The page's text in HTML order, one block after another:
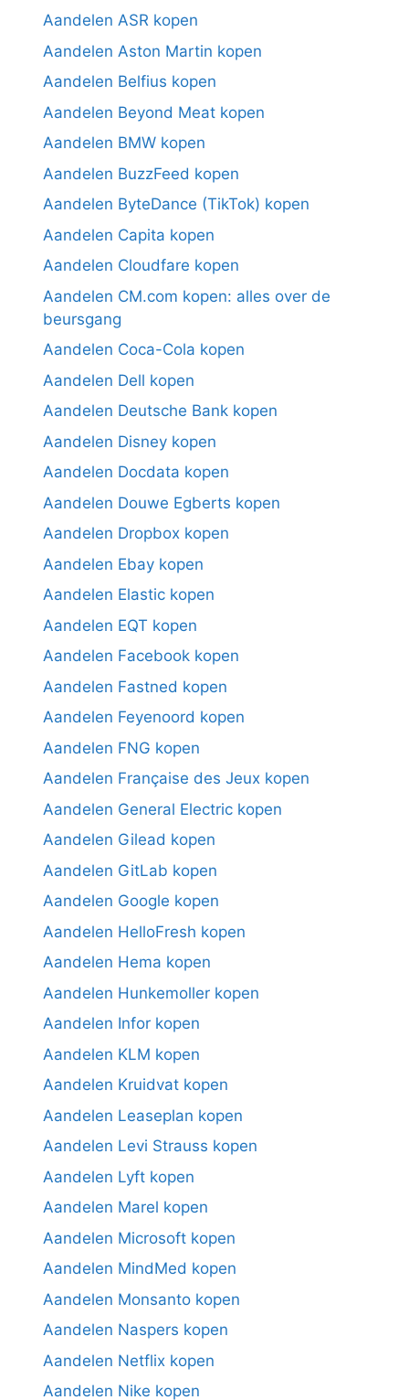
Aandelen ASR kopen
Aandelen Aston Martin kopen
Aandelen Belfius kopen
Aandelen Beyond Meat kopen
Aandelen BMW kopen
Aandelen BuzzFeed kopen
Aandelen ByteDance (TikTok) kopen
Aandelen Capita kopen
Aandelen Cloudfare kopen
Aandelen CM.com kopen: alles over de
beursgang
Aandelen Coca-Cola kopen
Aandelen Dell kopen
Aandelen Deutsche Bank kopen
Aandelen Disney kopen
Aandelen Docdata kopen
Aandelen Douwe Egberts kopen
Aandelen Dropbox kopen
Aandelen Ebay kopen
Aandelen Elastic kopen
Aandelen EQT kopen
Aandelen Facebook kopen
Aandelen Fastned kopen
Aandelen Feyenoord kopen
Aandelen FNG kopen
Aandelen Française des Jeux kopen
Aandelen General Electric kopen
Aandelen Gilead kopen
Aandelen GitLab kopen
Aandelen Google kopen
Aandelen HelloFresh kopen
Aandelen Hema kopen
Aandelen Hunkemoller kopen
Aandelen Infor kopen
Aandelen KLM kopen
Aandelen Kruidvat kopen
Aandelen Leaseplan kopen
Aandelen Levi Strauss kopen
Aandelen Lyft kopen
Aandelen Marel kopen
Aandelen Microsoft kopen
Aandelen MindMed kopen
Aandelen Monsanto kopen
Aandelen Naspers kopen
Aandelen Netflix kopen
Aandelen Nike kopen